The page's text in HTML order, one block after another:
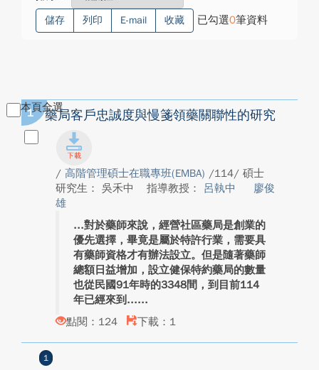
儲存 列印 E-mail 收藏 已勾選0筆資料
本頁全選
1 藥局客戶忠誠度與慢箋領藥關聯性的研究
/ 高階管理碩士在職專班(EMBA) /114/ 碩士
研究生： 吳禾中
指導教授： 呂執中
廖俊
雄
對於藥師來說，經營社區藥局是創業的
優先選擇，畢竟是屬於特許行業，需要具
有藥師資格才有辦法設立。但是隨著藥師
總額日益增加，設立健保特約藥局的數量
也從民國91年時的3348間，到目前114
年已經來到...
點閱：124
下載：1
1